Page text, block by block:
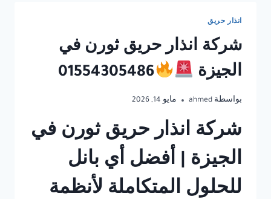
انذار حريق
شركة انذار حريق ثورن في
الجيزة
01554305486
بواسطة ahmed مايو 14, 2026
شركة انذار حريق ثورن في
الجيزة | أفضل أي بانل
للحلول المتكاملة لأنظمة